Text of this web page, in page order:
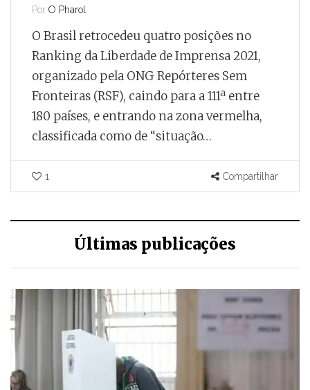
Por O Pharol
O Brasil retrocedeu quatro posições no
Ranking da Liberdade de Imprensa 2021,
organizado pela ONG Repórteres Sem
Fronteiras (RSF), caindo para a 111ª entre
180 países, e entrando na zona vermelha,
classificada como de “situação…
1 Compartilhar
Últimas publicações